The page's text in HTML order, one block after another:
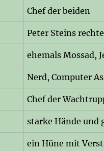
Chef der beiden
Peter Steins
ehemals Mossad,
Nerd, Computer
Chef der
starke Hände und
ein Hüne mit